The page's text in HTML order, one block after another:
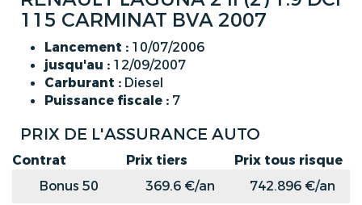
115 CARMINAT BVA 2007
Lancement : 10/07/2006
jusqu'au : 12/09/2007
Carburant : Diesel
Puissance fiscale : 7
PRIX DE L'ASSURANCE AUTO
Contrat Prix tiers
Prix tous risque
Bonus 50
369.6 €/an
742.896 €/an